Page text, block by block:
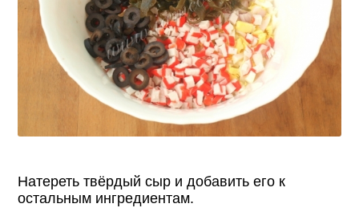
Натереть твёрдый сыр и добавить его к
остальным ингредиентам.